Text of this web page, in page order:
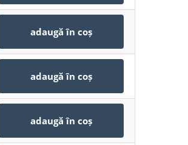
adaugă în coș
adaugă în coș
adaugă în coș